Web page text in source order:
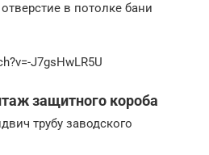
в потолке бани
J7gsHwLR5U
защитного короба
трубу заводского